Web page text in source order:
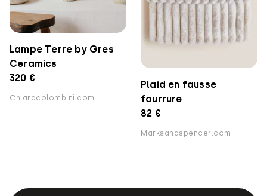
Lampe Terre by Gres
Ceramics
320 €
Chiaracolombini.com
Plaid en fausse
fourrure
82 €
Marksandspencer.com